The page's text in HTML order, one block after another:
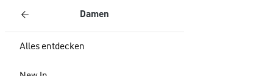
Damen
Alles entdecken